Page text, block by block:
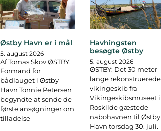
Østby Havn er i mål
5. august 2026
Af Tomas Skov ØSTBY:
Formand for
bådlauget i Østby
Havn Tonnie Petersen
begyndte at sende de
første ansøgninger om
tilladelse
Havhingsten
besøgte Østby
5. august 2026
ØSTBY: Det 30 meter
lange rekonstruerede
vikingeskib fra
Vikingeskibsmuseet i
Roskilde gæstede
nabohavnen til Østby
Havn torsdag 30. juli.